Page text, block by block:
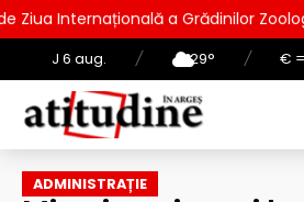
J 6 aug. / 29° / €
a Grădinilor Zoologice
ADMINISTRAȚIE